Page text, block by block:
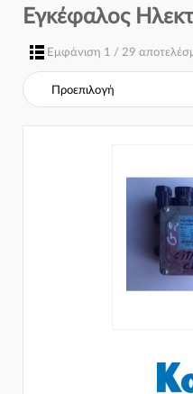
Εγκέφαλος
Εμφάνιση 1 / 29